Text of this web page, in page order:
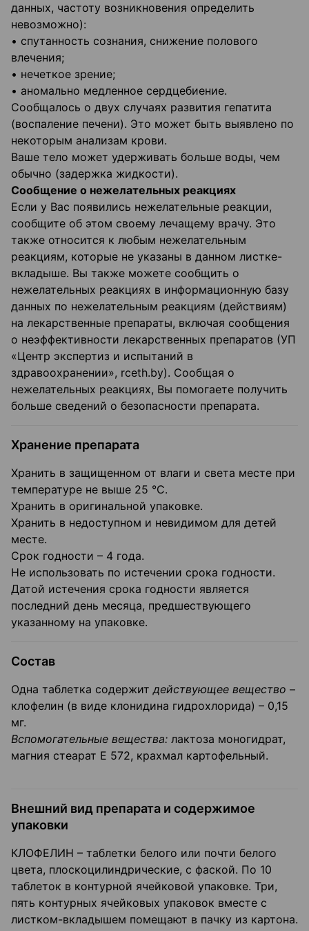
данных, частоту возникновения определить
невозможно):
• спутанность сознания, снижение полового
влечения;
• нечеткое зрение;
• аномально медленное сердцебиение.
Сообщалось о двух случаях развития гепатита
(воспаление печени). Это может быть выявлено по
некоторым анализам крови.
Ваше тело может удерживать больше воды, чем
обычно (задержка жидкости).
Сообщение о нежелательных реакциях
Если у Вас появились нежелательные реакции,
сообщите об этом своему лечащему врачу. Это
также относится к любым нежелательным
реакциям, которые не указаны в данном листке-
вкладыше. Вы также можете сообщить о
нежелательных реакциях в информационную базу
данных по нежелательным реакциям (действиям)
на лекарственные препараты, включая сообщения
о неэффективности лекарственных препаратов (УП
«Центр экспертиз и испытаний в
здравоохранении», rceth.by). Сообщая о
нежелательных реакциях, Вы помогаете получить
больше сведений о безопасности препарата.
Хранение препарата
Хранить в защищенном от влаги и света месте при
температуре не выше 25 °C.
Хранить в оригинальной упаковке.
Хранить в недоступном и невидимом для детей
месте.
Срок годности – 4 года.
Не использовать по истечении срока годности.
Датой истечения срока годности является
последний день месяца, предшествующего
указанному на упаковке.
Состав
Одна таблетка содержитдействующее вещество –
клофелин (в виде клонидина гидрохлорида) – 0,15
мг.
Вспомогательные вещества: лактоза моногидрат,
магния стеарат Е 572, крахмал картофельный.
Внешний вид препарата и содержимое
упаковки
КЛОФЕЛИН – таблетки белого или почти белого
цвета, плоскоцилиндрические, с фаской. По 10
таблеток в контурной ячейковой упаковке. Три,
пять контурных ячейковых упаковок вместе с
листком-вкладышем помещают в пачку из картона.